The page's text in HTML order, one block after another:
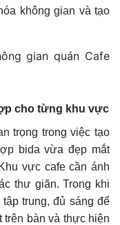
không gian và tạo
cho từng khu vực
trọng trong việc tạo
bida vừa đẹp mắt
vực cafe cần ánh
thư giãn. Trong khi
trung, đủ sáng để
bàn và thực hiện